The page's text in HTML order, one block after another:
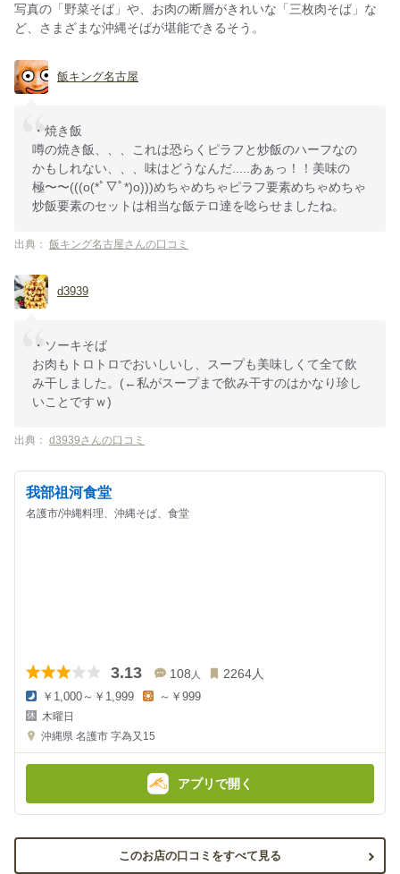
写真の「野菜そば」や、お肉の断層がきれいな「三枚肉そば」な
ど、さまざまな沖縄そばが堪能できるそう。
飯キング名古屋
・焼き飯
噂の焼き飯、、、これは恐らくピラフと炒飯のハーフなの
かもしれない、、、味はどうなんだ.....あぁっ！！美味の
極〜〜(((o(*ﾟ▽ﾟ*)o)))めちゃめちゃピラフ要素めちゃめちゃ
炒飯要素のセットは相当な飯テロ達を唸らせましたね。
出典： 飯キング名古屋さんの口コミ
d3939
・ソーキそば
お肉もトロトロでおいしいし、スープも美味しくて全て飲
み干しました。(←私がスープまで飲み干すのはかなり珍し
いことですｗ)
出典： d3939さんの口コミ
我部祖河食堂
名護市/沖縄料理、沖縄そば、食堂
3.13 108 人 2264人
夜
の
金
￥1,000～￥1,999
金
～￥999
木曜日
沖縄県 名護市 字為又15
アプリで開く
このお店の口コミをすべて見る